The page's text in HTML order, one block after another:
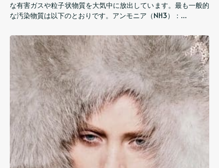
な有害ガスや粒子状物質を大気中に放出しています。最も一般的
な汚染物質は以下のとおりです。アンモニア（NH3）：…